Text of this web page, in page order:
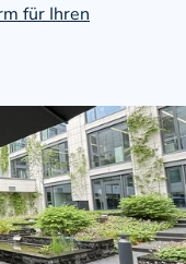
für Ihren